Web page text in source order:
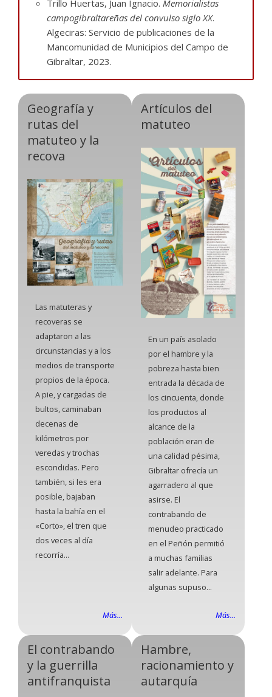
Trillo Huertas, Juan Ignacio. Memorialistas
campogibraltareñas del convulso siglo XX.
Algeciras: Servicio de publicaciones de la
Mancomunidad de Municipios del Campo de
Gibraltar, 2023.
Geografía y
rutas del
matuteo y la
recova
Las matuteras y
recoveras se
adaptaron a las
circunstancias y a los
medios de transporte
propios de la época.
A pie, y cargadas de
bultos, caminaban
decenas de
kilómetros por
veredas y trochas
escondidas. Pero
también, si les era
posible, bajaban
hasta la bahía en el
«Corto», el tren que
dos veces al día
recorría...
Más...
Artículos del
matuteo
En un país asolado
por el hambre y la
pobreza hasta bien
entrada la década de
los cincuenta, donde
los productos al
alcance de la
población eran de
una calidad pésima,
Gibraltar ofrecía un
agarradero al que
asirse. El
contrabando de
menudeo practicado
en el Peñón permitió
a muchas familias
salir adelante. Para
algunas supuso...
Más...
El contrabando
y la guerrilla
antifranquista
Hambre,
racionamiento y
autarquía